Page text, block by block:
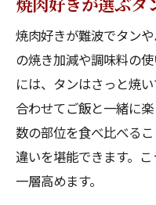
焼肉好きが難波でタン
の焼き加減や調味料の
には、タンはさっと焼
合わせてご飯と一緒に
数の部位を食べ比べる
違いを堪能できます。
一層高めます。